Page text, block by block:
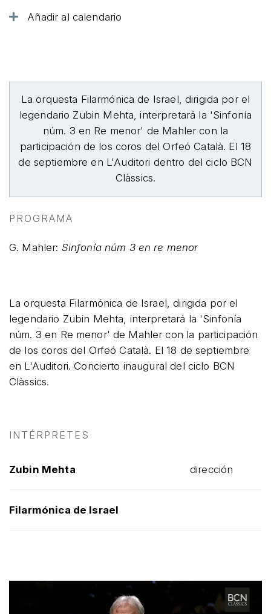
Añadir al calendario
La orquesta Filarmónica de Israel, dirigida por el
legendario Zubin Mehta, interpretará la 'Sinfonía
núm. 3 en Re menor' de Mahler con la
participación de los coros del Orfeó Català. El 18
de septiembre en L'Auditori dentro del ciclo BCN
Clàssics.
PROGRAMA
G. Mahler: Sinfonía núm 3 en re menor
La orquesta Filarmónica de Israel, dirigida por el
legendario Zubin Mehta, interpretará la 'Sinfonía
núm. 3 en Re menor' de Mahler con la participación
de los coros del Orfeó Català. El 18 de septiembre
en L'Auditori. Concierto inaugural del ciclo BCN
Clàssics.
INTÉRPRETES
Zubin Mehta dirección
Filarmónica de Israel